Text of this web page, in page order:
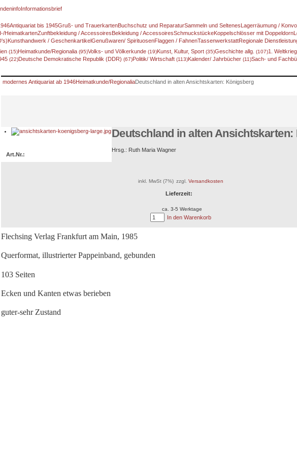
Informationsbrief
Antiquariat bis 1945Gruß- und TrauerkartenBuchschutz und ReparaturSammeln und SeltenesLagerräumung /
HeimatkartenZunftbekleidung / AccessoiresBekleidung / AccessoiresSchmuckstückeKoppelschlösser mit Doppeldorn
Kunsthandwerk / GeschenkartikelGenußwaren/ SpirituosenFlaggen / FahnenTassenwerkstattRegionale
(15)Heimatkunde/Regionalia (95)Volks- und Völkerkunde (19)Kunst, Kultur, Sport (35)Geschichte allg. (107)1. Weltkrieg
(22)Deutsche Demokratische Republik (DDR) (67)Politik/ Wirtschaft (113)Kalender/ Jahrbücher (11)Sach- und
modernes Antiquariat ab 1946Heimatkunde/RegionaliaDeutschland in alten Ansichtskarten: Königsberg
Art.Nr.:
Deutschland in alten
Hrsg.: Ruth Maria Wagner
inkl. MwSt (7%) zzgl. Versandkosten
Lieferzeit:
ca. 3-5 Werktage
In den Warenkorb
Flechsing Verlag Frankfurt am Main, 1985
Querformat, illustrierter Pappeinband, gebunden
103 Seiten
Ecken und Kanten etwas berieben
guter-sehr Zustand